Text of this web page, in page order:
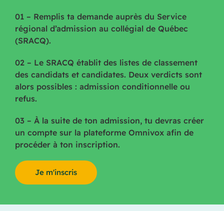
01 – Remplis ta demande auprès du Service
régional d’admission au collégial de Québec
(SRACQ).
02 – Le SRACQ établit des listes de classement
des candidats et candidates. Deux verdicts sont
alors possibles : admission conditionnelle ou
refus.
03 – À la suite de ton admission, tu devras créer
un compte sur la plateforme Omnivox afin de
procéder à ton inscription.
Je m'inscris